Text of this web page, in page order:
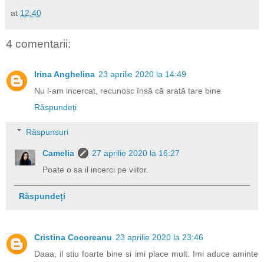
at 12:40
4 comentarii:
Irina Anghelina 23 aprilie 2020 la 14:49
Nu l-am incercat, recunosc însă că arată tare bine
Răspundeți
Răspunsuri
Camelia
27 aprilie 2020 la 16:27
Poate o sa il incerci pe viitor.
Răspundeți
Cristina Cocoreanu 23 aprilie 2020 la 23:46
Daaa, il stiu foarte bine si imi place mult. Imi aduce aminte